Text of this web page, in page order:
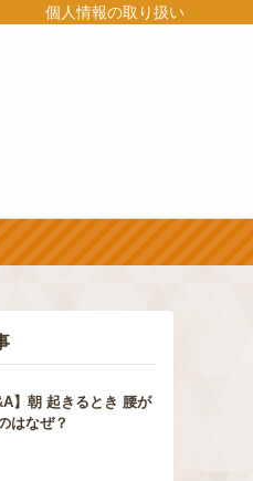
個人情報の取り扱い
】朝 起きるとき 腰が
はなぜ？